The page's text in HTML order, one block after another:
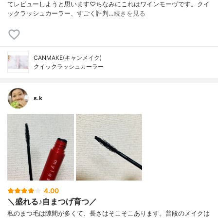
てレビューしようと思います♡ちなみにこれはワインモーヴです。クイ
ックラッシュカーラー、すごく評判…続きを見る
CANMAKE(キャンメイク)
クイックラッシュカーラー
s.k
4.00
＼盛れる♪自まつげ育つ／
私のまつ毛は隙間が多くて、長さはそこそこあります。普段のメイクは